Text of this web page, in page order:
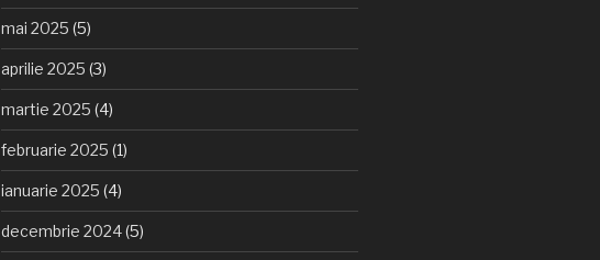
mai 2025 (5)
aprilie 2025 (3)
martie 2025 (4)
februarie 2025 (1)
ianuarie 2025 (4)
decembrie 2024(5)